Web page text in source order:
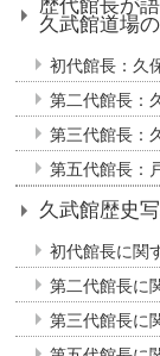
歴代館長が
久武館道場
初代館長：久
第二代館長：
第三代館長
第五代館長：
久武館歴史
初代館長に関
第二代館長に
第三代館長に